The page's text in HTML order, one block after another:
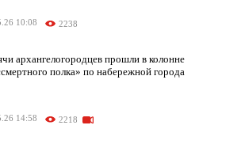
10:08 2238
архангелогородцев прошли в колонне
полка» по набережной города
14:58 2218